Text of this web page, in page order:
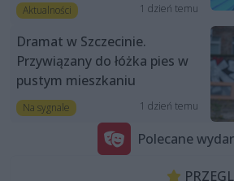
Aktualności 1 dzień temu
Dramat w Szczecinie.
Przywiązany do łóżka pies w
pustym mieszkaniu
Na sygnale 1 dzień temu
Polecane